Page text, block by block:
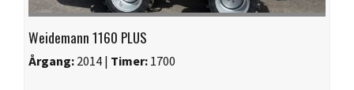
Weidemann 1160 PLUS
Årgang: 2014 | Timer: 1700